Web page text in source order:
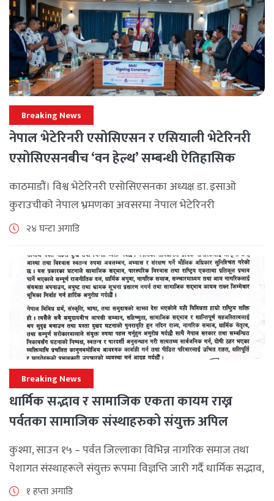
Breaking News
नेपाल भेटेरिनरी एसोसिएसन र एसियाली भेटेरिनरी
एसोसिएसनबीच ‘वन हेल्थ’ सम्बन्धी ऐतिहासिक
समझदारी
काठमाडौं। विश्व भेटेरिनरी एसोसिएसनका अध्यक्ष डा. इसाओ
कुराउचीको नेपाल भ्रमणका अवसरमा नेपाल भेटेरिनरी
एसोसिएसनले अन्तर्राष्ट्रिय सहकार्यलाई नयाँ उचाइमा पुर्‍याउँदै
जनाएको छ। भ्रमणका क्रममा विश्व [...]
२४ घन्टा अगाडि
Breaking News
धार्मिक सद्भाव र सामाजिक एकता कायम राख्न
पर्वतका सामाजिक संस्थाहरुको संयुक्त अपिल
कुश्मा, साउन १५ – पर्वत जिल्लाका विभिन्न नागरिक समाज तथा
पेशागत संस्थाहरूले संयुक्त रूपमा विज्ञप्ति जारी गर्दै धार्मिक सद्भाव,
सामाजिक एकता र कानुनी शासन कायम राख्न सबै पक्षलाई संयमता
१ हप्ता अगाडि